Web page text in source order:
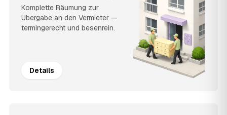
Komplette Räumung zur
Übergabe an den Vermieter —
termingerecht und besenrein.
Details